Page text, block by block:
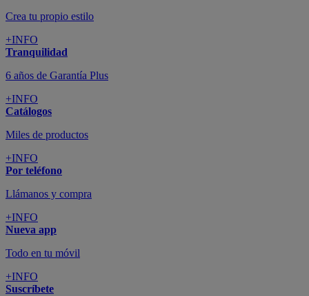
Crea tu propio estilo
+INFO
Tranquilidad
6 años de Garantía Plus
+INFO
Catálogos
Miles de productos
+INFO
Por teléfono
Llámanos y compra
+INFO
Nueva app
Todo en tu móvil
+INFO
Suscríbete